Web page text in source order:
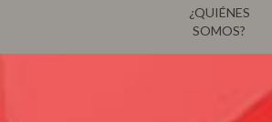
¿QUIÉNES
SOMOS?